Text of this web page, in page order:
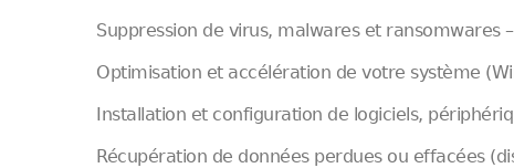
Suppression de virus, malwares et ransomwares
Optimisation et accélération de votre système
Installation et configuration de logiciels,
Récupération de données perdues ou effacées